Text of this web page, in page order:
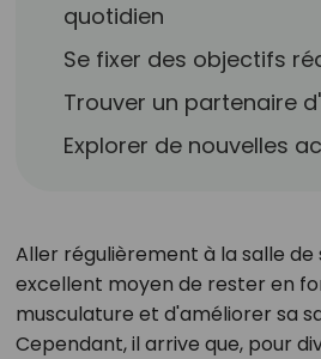
quotidien
Se fixer des objectifs
Trouver un partenaire
Explorer de nouvelles
Aller régulièrement à la salle
excellent moyen de rester en
musculature et d'améliorer sa
Cependant, il arrive que, pour